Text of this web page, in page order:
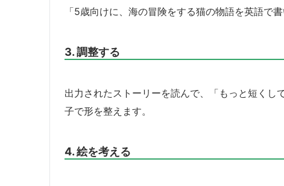
「5歳向けに、海の冒険をする猫の物語を英語で
3. 調整する
出力されたストーリーを読んで、「もっと短くし
子で形を整えます。
4. 絵を考える